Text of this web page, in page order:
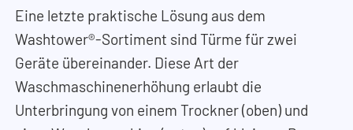
Eine letzte praktische Lösung aus dem
Washtower®-Sortiment sind Türme für zwei
Geräte übereinander. Diese Art der
Waschmaschinenerhöhung erlaubt die
Unterbringung von einem Trockner (oben) und